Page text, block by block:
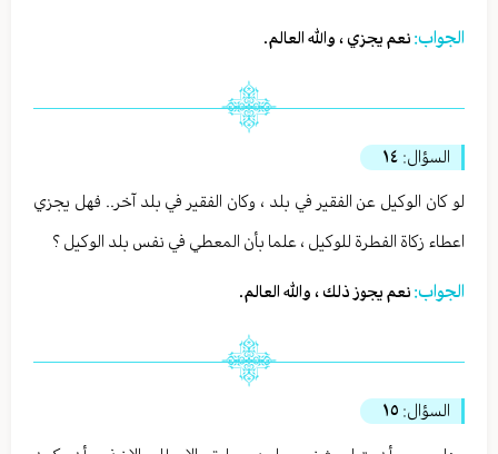
الجواب: نعم يجزي ، والله العالم.
السؤال: ١٤
لو كان الوكيل عن الفقير في بلد ، وكان الفقير في بلد آخر.. فهل يجزي
اعطاء زكاة الفطرة للوكيل ، علما بأن المعطي في نفس بلد الوكيل ؟
الجواب: نعم يجوز ذلك ، والله العالم.
السؤال: ١٥